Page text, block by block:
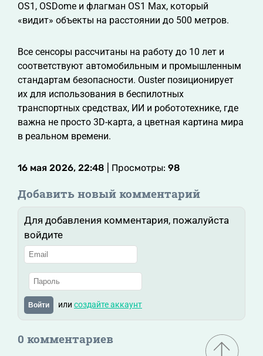
OS1, OSDome и флагман OS1 Max, который
«видит» объекты на расстоянии до 500 метров.
Все сенсоры рассчитаны на работу до 10 лет и
соответствуют автомобильным и промышленным
стандартам безопасности. Ouster позиционирует
их для использования в беспилотных
транспортных средствах, ИИ и робототехнике, где
важна не просто 3D-карта, а цветная картина мира
в реальном времени.
16 мая 2026, 22:48 | Просмотры: 98
Добавить новый комментарий
Для добавления комментария, пожалуйста
войдите
Войти или создайте аккаунт
0 комментариев